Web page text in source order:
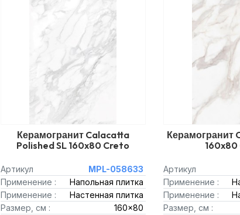
Керамогранит Calacatta
Polished SL 160x80 Creto
Артикул
MPL-058633
Применение :
Напольная плитка
Применение :
Настенная плитка
Размер, см :
160x80
Керамогранит
Артикул
Применение :
Применение :
Размер, см :